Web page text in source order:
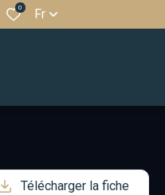
0 Fr
Télécharger la fiche